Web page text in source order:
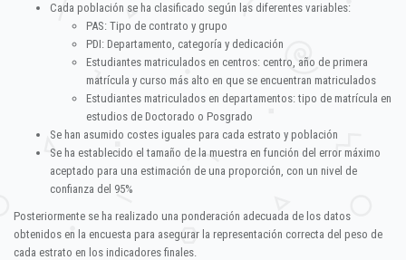
Cada población se ha clasificado según las diferentes variables:
PAS: Tipo de contrato y grupo
PDI: Departamento, categoría y dedicación
Estudiantes matriculados en centros: centro, año de primera
matrícula y curso más alto en que se encuentran matriculados
Estudiantes matriculados en departamentos: tipo de matrícula en
estudios de Doctorado o Posgrado
Se han asumido costes iguales para cada estrato y población
Se ha establecido el tamaño de la muestra en función del error máximo
aceptado para una estimación de una proporción, con un nivel de
confianza del 95%
Posteriormente se ha realizado una ponderación adecuada de los datos
obtenidos en la encuesta para asegurar la representación correcta del peso de
cada estrato en los indicadores finales.